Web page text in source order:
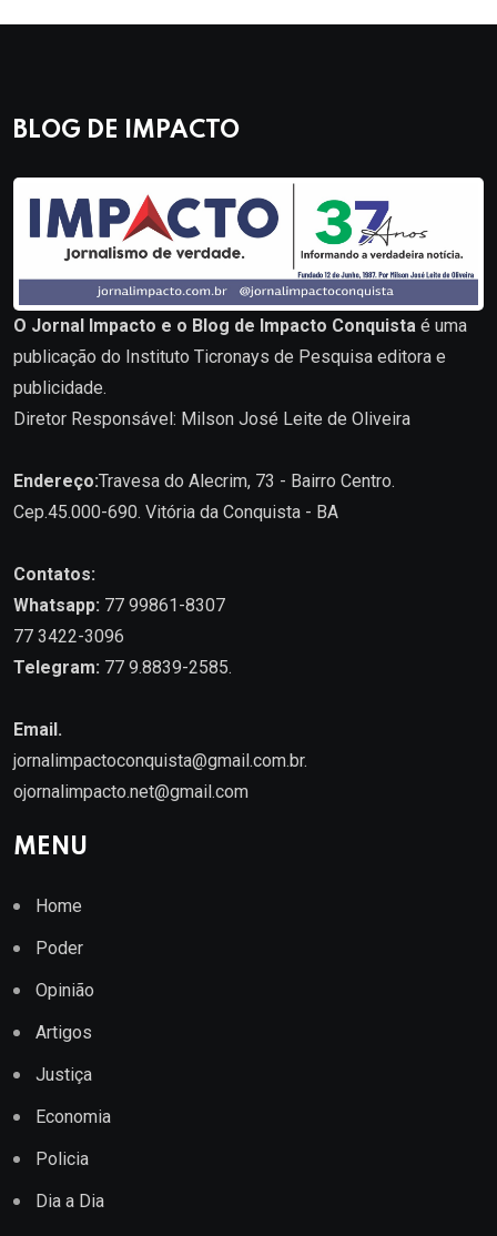
BLOG DE IMPACTO
O Jornal Impacto e o Blog de Impacto Conquista é uma
publicação do Instituto Ticronays de Pesquisa editora e
publicidade.
Diretor Responsável: Milson José Leite de Oliveira
Endereço:Travesa do Alecrim, 73 - Bairro Centro.
Cep.45.000-690. Vitória da Conquista - BA
Contatos:
Whatsapp: 77 99861-8307
77 3422-3096
Telegram: 77 9.8839-2585.
Email.
jornalimpactoconquista@gmail.com.br.
ojornalimpacto.net@gmail.com
MENU
Home
Poder
Opinião
Artigos
Justiça
Economia
Policia
Dia a Dia